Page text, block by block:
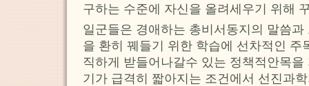
구하는 수준에 자신을 올려세우기 위해
일군들은 경애하는 총비서동지의 말씀
을 환히 꿰들기 위한 학습에 선차적인 주
직하게 받들어나갈수 있는 정책적안목
기가 급격히 짧아지는 조건에서 선진과